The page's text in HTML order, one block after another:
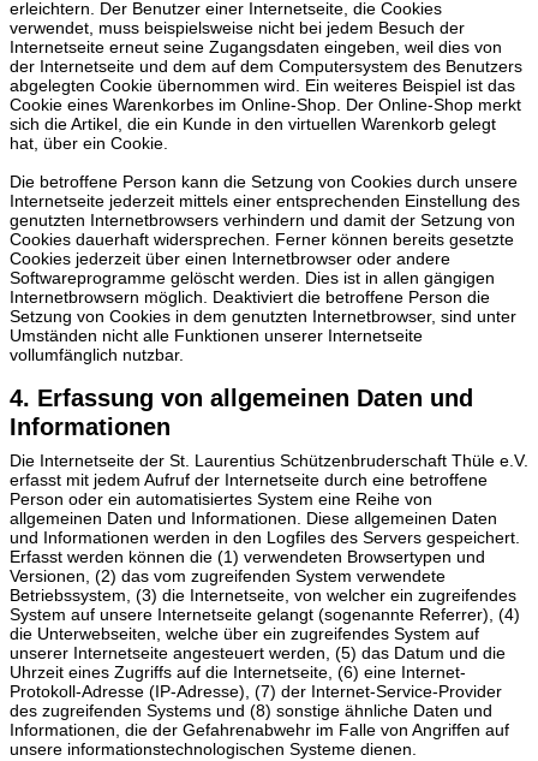
erleichtern. Der Benutzer einer Internetseite, die Cookies
verwendet, muss beispielsweise nicht bei jedem Besuch der
Internetseite erneut seine Zugangsdaten eingeben, weil dies von
der Internetseite und dem auf dem Computersystem des Benutzers
abgelegten Cookie übernommen wird. Ein weiteres Beispiel ist das
Cookie eines Warenkorbes im Online-Shop. Der Online-Shop merkt
sich die Artikel, die ein Kunde in den virtuellen Warenkorb gelegt
hat, über ein Cookie.
Die betroffene Person kann die Setzung von Cookies durch unsere
Internetseite jederzeit mittels einer entsprechenden Einstellung des
genutzten Internetbrowsers verhindern und damit der Setzung von
Cookies dauerhaft widersprechen. Ferner können bereits gesetzte
Cookies jederzeit über einen Internetbrowser oder andere
Softwareprogramme gelöscht werden. Dies ist in allen gängigen
Internetbrowsern möglich. Deaktiviert die betroffene Person die
Setzung von Cookies in dem genutzten Internetbrowser, sind unter
Umständen nicht alle Funktionen unserer Internetseite
vollumfänglich nutzbar.
4. Erfassung von allgemeinen Daten und
Informationen
Die Internetseite der St. Laurentius Schützenbruderschaft Thüle e.V.
erfasst mit jedem Aufruf der Internetseite durch eine betroffene
Person oder ein automatisiertes System eine Reihe von
allgemeinen Daten und Informationen. Diese allgemeinen Daten
und Informationen werden in den Logfiles des Servers gespeichert.
Erfasst werden können die (1) verwendeten Browsertypen und
Versionen, (2) das vom zugreifenden System verwendete
Betriebssystem, (3) die Internetseite, von welcher ein zugreifendes
System auf unsere Internetseite gelangt (sogenannte Referrer), (4)
die Unterwebseiten, welche über ein zugreifendes System auf
unserer Internetseite angesteuert werden, (5) das Datum und die
Uhrzeit eines Zugriffs auf die Internetseite, (6) eine Internet-
Protokoll-Adresse (IP-Adresse), (7) der Internet-Service-Provider
des zugreifenden Systems und (8) sonstige ähnliche Daten und
Informationen, die der Gefahrenabwehr im Falle von Angriffen auf
unsere informationstechnologischen Systeme dienen.